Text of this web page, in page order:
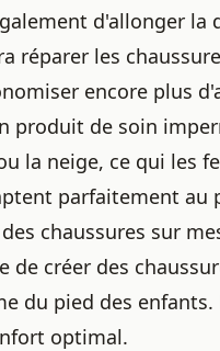
d'allonger la
réparer les
encore plus
produit de soin
la neige, ce qui les
parfaitement au
chaussures sur
de créer des
du pied des enfants.
optimal.